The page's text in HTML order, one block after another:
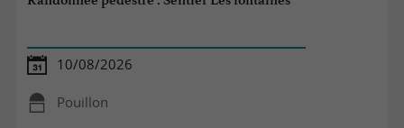
10/08/2026
Pouillon